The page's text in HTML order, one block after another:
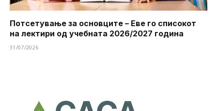
Потсетување за основците – Еве го списокот
на лектири од учебната 2026/2027 година
31/07/2026